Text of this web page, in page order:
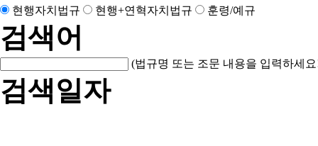
현행자치법규 현행+연혁자치법규 훈령/예규
검색어
(법규명 또는 조문 내용을 입력하세
검색일자